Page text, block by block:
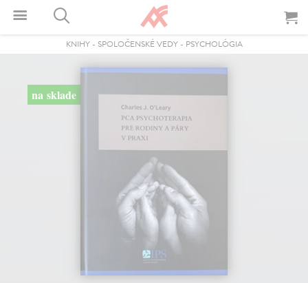
KNIHY- SPOLOČENSKÉ VEDY- PSYCHOLÓGIA
na sklade